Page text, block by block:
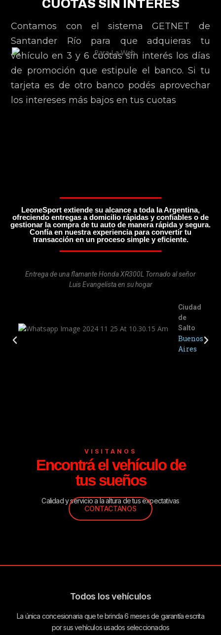
CUOTAS SIN INTERÉS
Contamos con el sistema GETNET de
Santander Río para que adquieras tu
vehículo en 3 y 6 cuotas sin interés los días
de promoción que estipule el banco. Si tu
tarjeta es de otro banco podés aprovechar
los intereses más bajos en tus cuotas
LeoneSport extiende su alcance a toda la Argentina,
ofreciendo entregas a domicilio rápidas y confiables o de
gestionar la compra de tu auto de manera rápida y segura.
Confía en nuestra experiencia para convertir tu
transacción en un proceso simple y eficiente.
Entrega de una flamante Honda XR300L Tornado al señor
Luis Evangelista en su hogar
Ciudad
de
Salto
Buenos
Aires
VISITANOS
Encontrá el vehículo de
tus sueños
Calidad y servicio a la altura de tus expectativas
CONTACTANOS
Todos los vehículos
La única concesionaria que te brinda 6 meses de garantía escrita
por sus vehículos usados seleccionados